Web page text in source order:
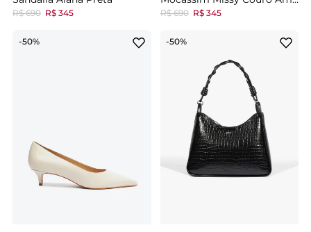
R$ 690 R$ 345 R$ 690 R$ 345
-50% -50%